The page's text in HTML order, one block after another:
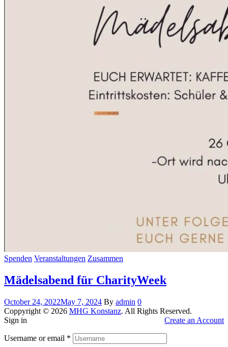
Spenden Veranstaltungen Zusammen
Mädelsabend für CharityWeek
October 24, 2022May 7, 2024 By admin 0
Coppyright © 2026 MHG Konstanz. All Rights Reserved.
Sign in
Create an Account
Username or email *